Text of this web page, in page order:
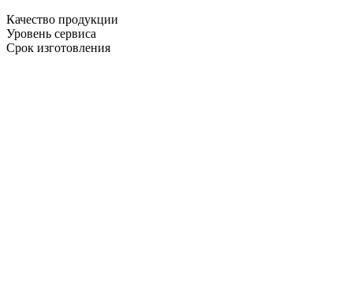
Качество продукции
Уровень сервиса
Срок изготовления